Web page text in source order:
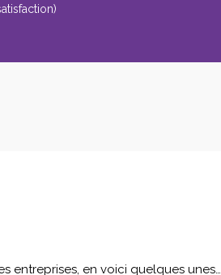
entreprises, en voici quelques unes…